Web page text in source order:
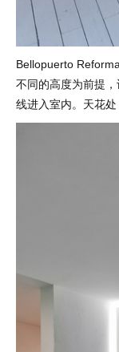
Bellopuerto
不同的高度为前提
线进入室内。天花